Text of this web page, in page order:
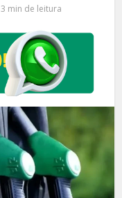
3 min de leitura